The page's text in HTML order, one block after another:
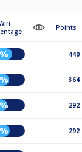
Points
440
364
292
292